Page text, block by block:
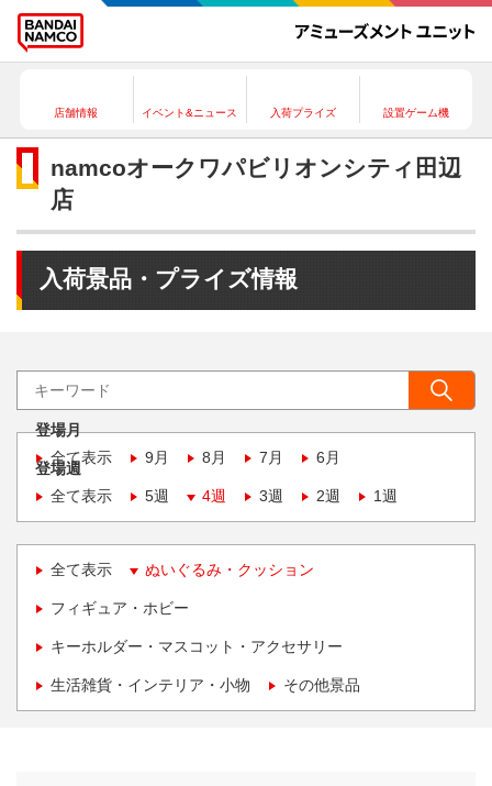
店舗情報 イベント&ニュース 入荷プライズ 設置ゲーム機
namcoオークワパビリオンシティ田辺
店
入荷景品・プライズ情報
登場月
全て表示
9月 8月 7月 6月
登場週
全て表示
5週 4週 3週 2週 1週
全て表示 ぬいぐるみ・クッション
フィギュア・ホビー
キーホルダー・マスコット・アクセサリー
生活雑貨・インテリア・小物 その他景品